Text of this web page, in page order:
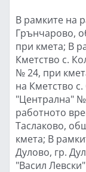
В рамките на
Грънчарово,
при кмета; В
Кметство с.
№ 24, при
на Кметство
"Централна" №
работното
Таслаково,
кмета; В
Дулово, гр.
"Васил